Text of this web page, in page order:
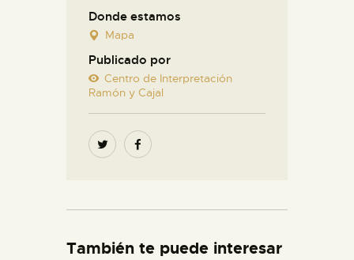
Donde estamos
Mapa
Publicado por
Centro de Interpretación
Ramón y Cajal
También te puede interesar